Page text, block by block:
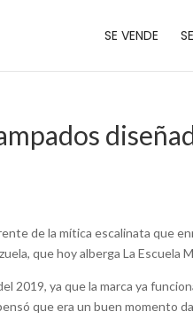
SE VENDE
de la mítica escalinata que
que hoy alberga La Escuela
2019, ya que la marca ya
que era un buen momento